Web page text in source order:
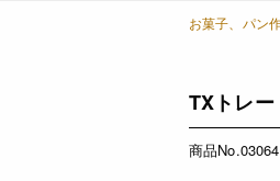
お菓子、パン
TXトレ
商品